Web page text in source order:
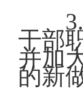
干部
并加
的新